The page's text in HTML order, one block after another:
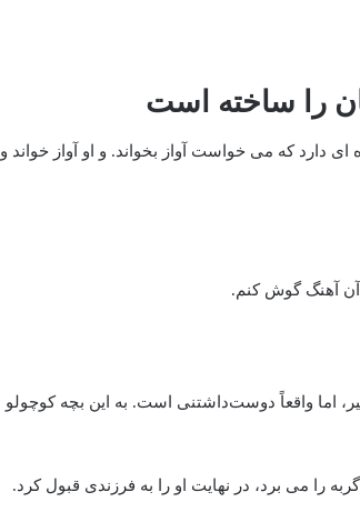
ای دارد که می خواست آواز بخواند. و او آواز خواند و
آن آهنگ گوش کنم.
اما واقعاً دوست‌داشتنی است. به این بچه کوچولو
را می برد، در نهایت او را به فرزندی قبول کرد.